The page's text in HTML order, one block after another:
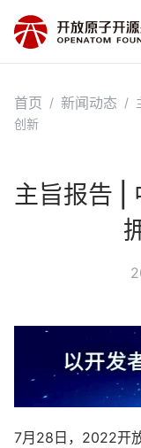
首页 / 新闻动态 /
创新
主旨报告 |
7月28日，2022开